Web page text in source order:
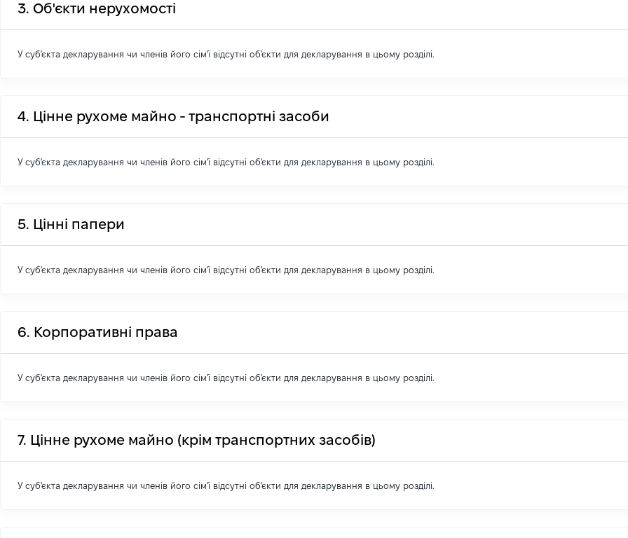
3. Об'єкти нерухомості
У суб'єкта декларування чи членів його сім'ї відсутні об'єкти для декларування в цьому розділі.
4. Цінне рухоме майно - транспортні засоби
У суб'єкта декларування чи членів його сім'ї відсутні об'єкти для декларування в цьому розділі.
5. Цінні папери
У суб'єкта декларування чи членів його сім'ї відсутні об'єкти для декларування в цьому розділі.
6. Корпоративні права
У суб'єкта декларування чи членів його сім'ї відсутні об'єкти для декларування в цьому розділі.
7. Цінне рухоме майно (крім транспортних засобів)
У суб'єкта декларування чи членів його сім'ї відсутні об'єкти для декларування в цьому розділі.